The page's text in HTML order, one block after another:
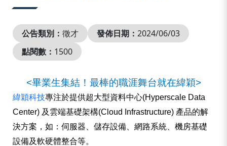
公告類別： 徵才 發佈日期： 2024/06/03
點閱數： 1500
<畢業生集結！最棒的職涯舞台就在緯穎>
緯穎科技專注於提供超大型資料中心(Hyperscale Data
Center) 及雲端基礎架構(Cloud Infrastructure) 產品的解
決方案，如：伺服器、儲存設備、網路系統、機房基礎
設備及軟硬體整合等。